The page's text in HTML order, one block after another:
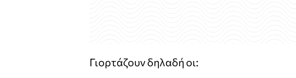
Γιορτάζουν δηλαδή οι: